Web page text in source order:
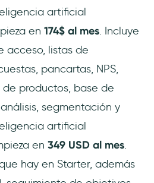
artificial
en 174$ al mes. Incluye
acceso, listas de
pancartas, NPS,
productos, base de
segmentación y
artificial
en 349 USD al mes.
hay en Starter, además